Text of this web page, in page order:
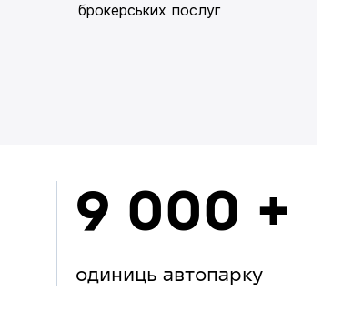
брокерських послуг
9 000 +
одиниць автопарку